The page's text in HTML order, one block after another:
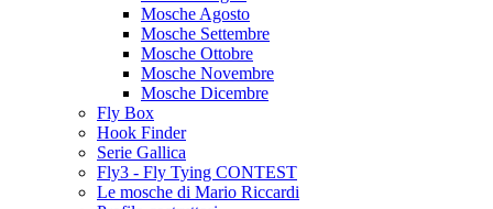
Mosche Agosto
Mosche Settembre
Mosche Ottobre
Mosche Novembre
Mosche Dicembre
Fly Box
Hook Finder
Serie Gallica
Fly3 - Fly Tying CONTEST
Le mosche di Mario Riccardi